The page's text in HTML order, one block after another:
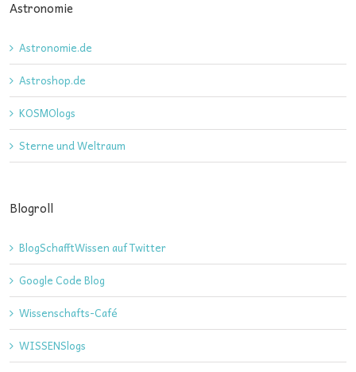
Astronomie
Astronomie.de
Astroshop.de
KOSMOlogs
Sterne und Weltraum
Blogroll
BlogSchafftWissen auf Twitter
Google Code Blog
Wissenschafts-Café
WISSENSlogs